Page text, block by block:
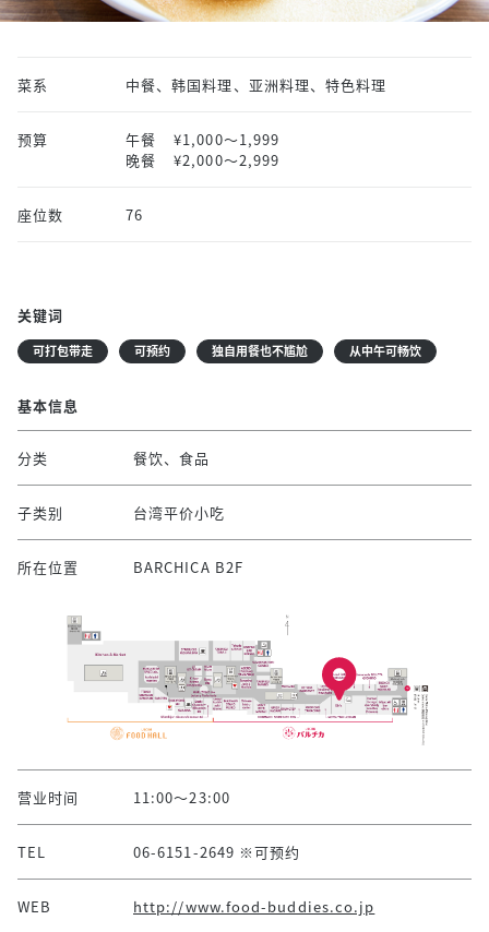
菜系 中餐、韩国料理、亚洲料理、特色料理
预算 午餐
¥1,000〜1,999
晚餐
¥2,000〜2,999
座位数 76
关键词
可打包带走 可预约 独自用餐也不尴尬 从中午可畅饮
基本信息
分类 餐饮、食品
子类别 台湾平价小吃
所在位置 BARCHICA B2F
营业时间 11:00～23:00
TEL 06-6151-2649 ※可预约
WEB http://www.food-buddies.co.jp